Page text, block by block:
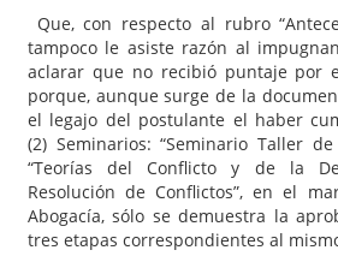
Que, con respecto al rubro
tampoco le asiste razón al
aclarar que no recibió puntaje por
porque, aunque surge de la
el legajo del postulante el haber
(2) Seminarios: “Seminario Taller
“Teorías del Conflicto y de la
Resolución de Conflictos”, en el
Abogacía, sólo se demuestra la
tres etapas correspondientes al